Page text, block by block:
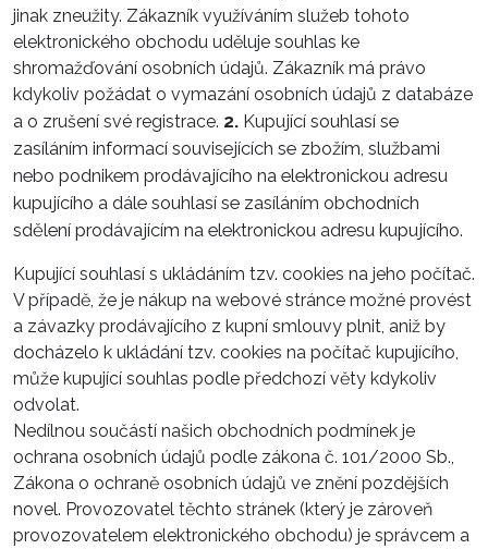
jinak zneužity. Zákazník využíváním služeb tohoto
elektronického obchodu uděluje souhlas ke
shromažďování osobních údajů. Zákazník má právo
kdykoliv požádat o vymazání osobních údajů z databáze
a o zrušení své registrace. 2. Kupující souhlasí se
zasíláním informací souvisejících se zbožím, službami
nebo podnikem prodávajícího na elektronickou adresu
kupujícího a dále souhlasí se zasíláním obchodních
sdělení prodávajícím na elektronickou adresu kupujícího.
Kupující souhlasí s ukládáním tzv. cookies na jeho počítač.
V případě, že je nákup na webové stránce možné provést
a závazky prodávajícího z kupní smlouvy plnit, aniž by
docházelo k ukládání tzv. cookies na počítač kupujícího,
může kupující souhlas podle předchozí věty kdykoliv
odvolat.
Nedílnou součástí našich obchodních podmínek je
ochrana osobních údajů podle zákona č. 101/2000 Sb.,
Zákona o ochraně osobních údajů ve znění pozdějších
novel. Provozovatel těchto stránek (který je zároveň
provozovatelem elektronického obchodu) je správcem a